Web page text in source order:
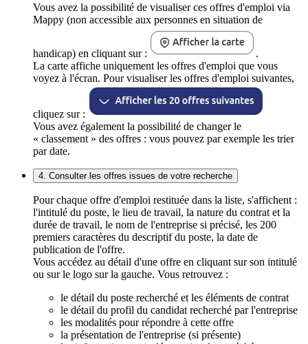
Vous avez la possibilité de visualiser ces offres d'emploi via
Mappy (non accessible aux personnes en situation de
handicap) en cliquant sur :
.
La carte affiche uniquement les offres d'emploi que vous
voyez à l'écran. Pour visualiser les offres d'emploi suivantes,
cliquez sur :
Vous avez également la possibilité de changer le
« classement » des offres : vous pouvez par exemple les trier
par date.
4. Consulter les offres issues de votre recherche
Pour chaque offre d'emploi restituée dans la liste, s'affichent :
l'intitulé du poste, le lieu de travail, la nature du contrat et la
durée de travail, le nom de l'entreprise si précisé, les 200
premiers caractères du descriptif du poste, la date de
publication de l'offre.
Vous accédez au détail d'une offre en cliquant sur son intitulé
ou sur le logo sur la gauche. Vous retrouvez :
le détail du poste recherché et les éléments de contrat
le détail du profil du candidat recherché par l'entreprise
les modalités pour répondre à cette offre
la présentation de l'entreprise (si présente)